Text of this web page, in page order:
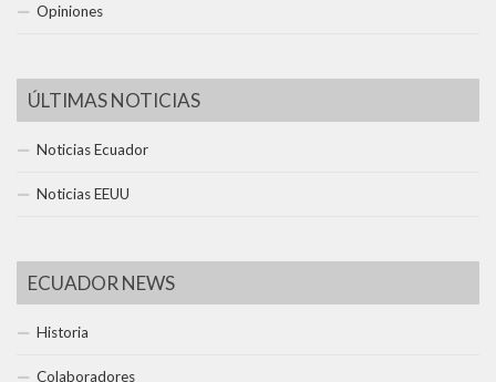
Opiniones
ÚLTIMAS NOTICIAS
Noticias Ecuador
Noticias EEUU
ECUADOR NEWS
Historia
Colaboradores